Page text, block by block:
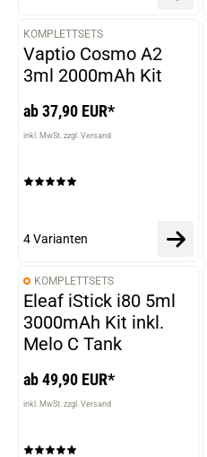
KOMPLETTSETS
Vaptio Cosmo A2
3ml 2000mAh Kit
ab 37,90 EUR*
inkl. MwSt. zzgl. Versand
4 Varianten
VARIANTEN
KOMPLETTSETS
Eleaf iStick i80 5ml
3000mAh Kit inkl.
Melo C Tank
ab 49,90 EUR*
inkl. MwSt. zzgl. Versand